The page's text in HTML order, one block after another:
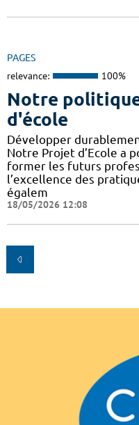
PAGES
relevance: 100%
Notre
d'école
Développer
Notre Projet d’Ecole a
former les futurs
l’excellence des
égalem
18/05/2026 12:08